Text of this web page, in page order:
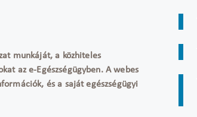
munkáját, a közhiteles
az e-Egészségügyben. A webes
és a saját egészségügyi